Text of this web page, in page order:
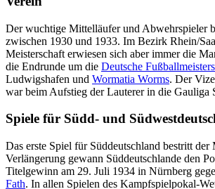
Der wuchtige Mittelläufer und Abwehrspieler
zwischen 1930 und 1933. Im Bezirk Rhein/
Meisterschaft erwiesen sich aber immer die
die Endrunde um die Deutsche
Ludwigshafen und Wormatia Worms. Der
war beim Aufstieg der Lauterer in die Gauliga
Spiele für Südd- und
Das erste Spiel für Süddeutschland bestritt
Verlängerung gewann Süddeutschlande den
Titelgewinn am 29. Juli 1934 in Nürnberg
Fath. In allen Spielen des Kampfspielpokal-